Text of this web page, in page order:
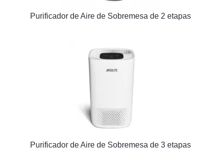
Purificador de Aire de Sobremesa de 2 etapas
Purificador de Aire de Sobremesa de 3 etapas